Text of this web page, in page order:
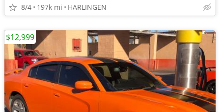
8/4 197k mi HARLINGEN
$12,999